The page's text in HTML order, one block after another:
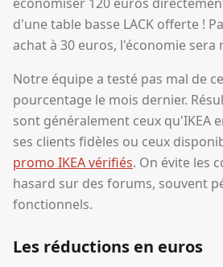
d'une table basse LACK offerte !
achat à 30 euros, l'économie sera
Notre équipe a testé pas mal de
pourcentage le mois dernier.
sont généralement ceux qu'IKEA
ses clients fidèles ou ceux
promo IKEA vérifiés. On évite les
hasard sur des forums, souvent
fonctionnels.
Les réductions en euros